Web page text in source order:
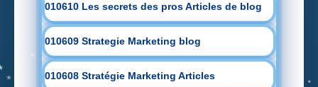
010610 Les secrets des pros Articles de blog
010609 Strategie Marketing blog
010608 Stratégie Marketing Articles